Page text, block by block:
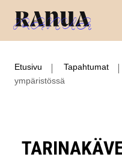
Etusivu Tapahtumat
ympäristössä